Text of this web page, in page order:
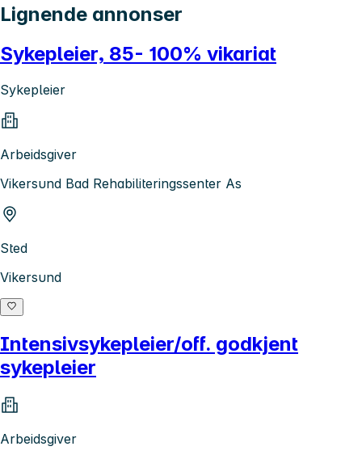
Lignende annonser
Sykepleier, 85- 100% vikariat
Sykepleier
Arbeidsgiver
Vikersund Bad Rehabiliteringssenter As
Sted
Vikersund
Intensivsykepleier/off. godkjent
sykepleier
Arbeidsgiver